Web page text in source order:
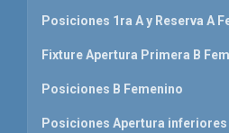
Posiciones 1ra A y Reserva A
Fixture Apertura Primera B
Posiciones B Femenino
Posiciones Apertura inferiores